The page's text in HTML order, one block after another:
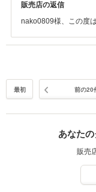
販売店の返信
nako0809様、この度
しく思います。 ご納
これからも点検など
願い致します！
最初 前の20
あなた
販売